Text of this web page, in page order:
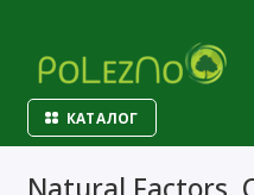
КАТАЛОГ